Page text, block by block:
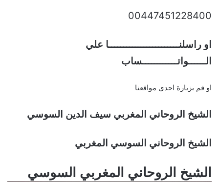
00447451228400
او راسلنــــــــــــــــــــــــا علي
الــــــواتــــــــــــساب
او قم بزيارة احدي مواقعنا
الشيخ الروحاني المغربي سيف الدين السوسي
الشيخ الروحاني السوسي المغربي
الشيخ الروحاني المغربي السوسي